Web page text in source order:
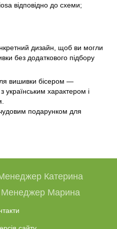
відповідно до схеми;
дизайн, щоб ви могли
без додаткового підбору
вишивки бісером —
українським характером і
подарунком для
Катерина
Менеджер Марина